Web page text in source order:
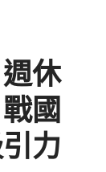
休
國
力